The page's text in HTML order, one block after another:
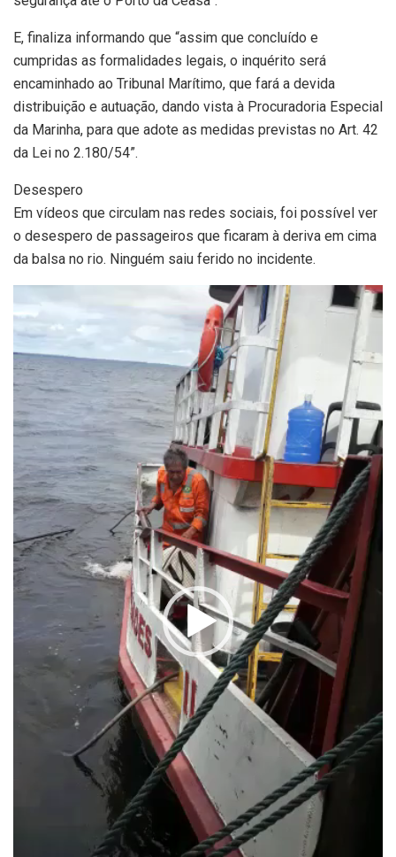
E, finaliza informando que “assim que concluído e
cumpridas as formalidades legais, o inquérito será
encaminhado ao Tribunal Marítimo, que fará a devida
distribuição e autuação, dando vista à Procuradoria Especial
da Marinha, para que adote as medidas previstas no Art. 42
da Lei no 2.180/54”.
Desespero
Em vídeos que circulam nas redes sociais, foi possível ver
o desespero de passageiros que ficaram à deriva em cima
da balsa no rio. Ninguém saiu ferido no incidente.
de
vídeo